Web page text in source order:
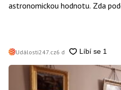
astronomickou hodnotu. Zda
Události247.cz6 d